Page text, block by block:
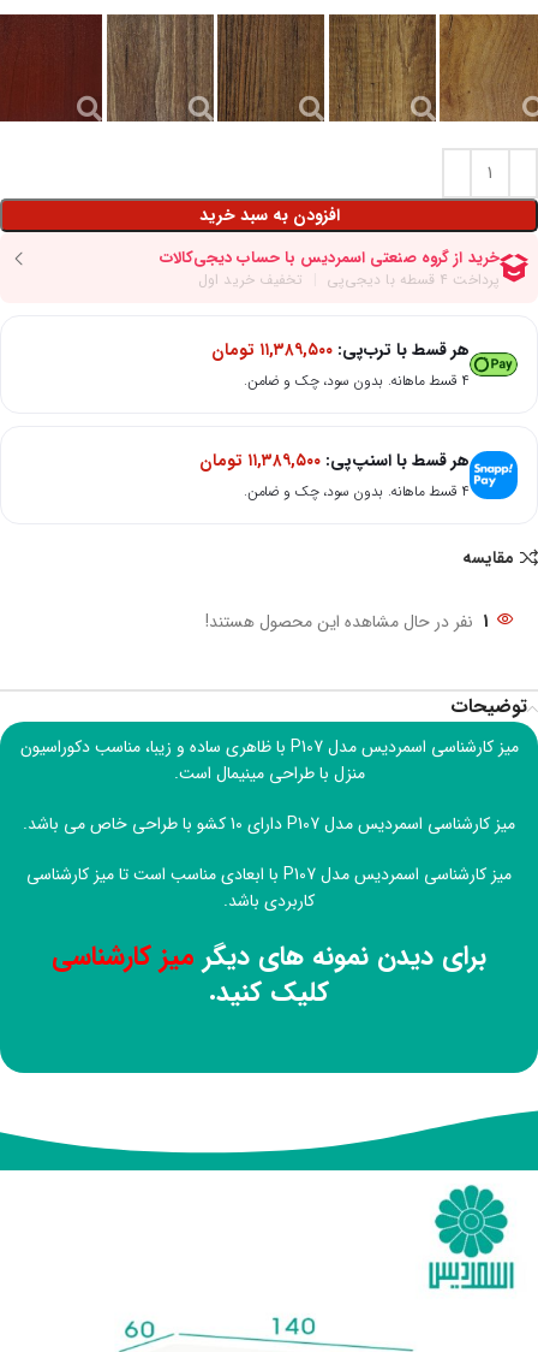
افزودن به سبد خرید
هر قسط با ترب‌پی: ۱۱,۳۸۹,۵۰۰ تومان
۴ قسط ماهانه. بدون سود، چک و ضامن.
هر قسط با اسنپ‌پی: ۱۱,۳۸۹,۵۰۰ تومان
۴ قسط ماهانه. بدون سود، چک و ضامن.
مقایسه
1 نفر در حال مشاهده این محصول هستند!
توضیحات
میز کارشناسی اسمردیس مدل P107 با ظاهری ساده و زیبا، مناسب دکوراسیون
منزل با طراحی مینیمال است.
میز کارشناسی اسمردیس مدل P107 دارای 10 کشو با طراحی خاص می باشد.
میز کارشناسی اسمردیس مدل P107 با ابعادی مناسب است تا میز کارشناسی
کاربردی باشد.
برای دیدن نمونه های دیگر میز کارشناسی
کلیک کنید.